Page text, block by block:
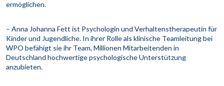
ermöglichen.
– Anna Johanna Fett ist Psychologin und Verhaltenstherapeutin für
Kinder und Jugendliche. In ihrer Rolle als klinische Teamleitung bei
WPO befähigt sie ihr Team, Millionen Mitarbeitenden in
Deutschland hochwertige psychologische Unterstützung
anzubieten.